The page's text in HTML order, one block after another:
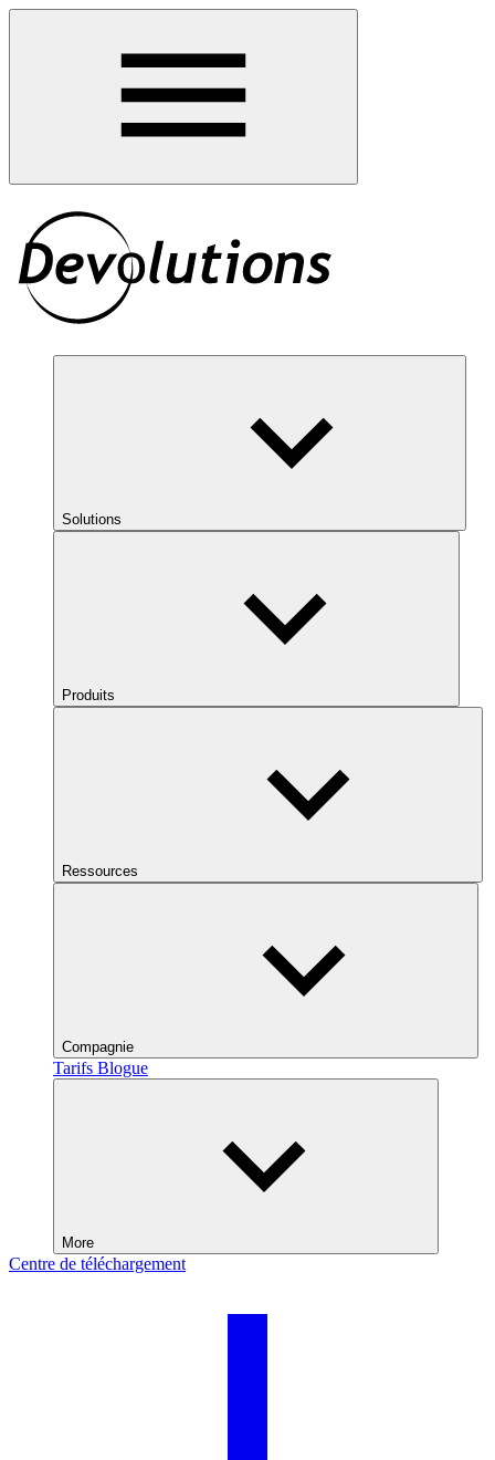
Solutions
Produits
Ressources
Compagnie
Tarifs Blogue
More
Centre de téléchargement